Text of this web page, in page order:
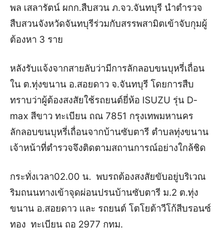
พล เสลารัตน์ ผกก.สืบสวน ภ.จว.จันทบุรี นำตำรวจ
สืบสวนจังหวัดจันทบุรีร่วมกับสรรพสามิตเข้าจับกุมผู้
ต้องหา 3 ราย
หลังรับแจ้งจากสายลับว่ามีการลักลอบขนบุหรี่เถื่อน
ใน ต.ทุ่งขนาน อ.สอยดาว จ.จันทบุรี โดยการสืบ
ทราบว่าผู้ต้องสงสัยใช้รถยนต์ยี่ห้อ ISUZU รุ่น D-
max สีขาว ทะเบียน ถณ 7851 กรุงเทพมหานคร
ลักลอบขนบุหรี่เถื่อนจากบ้านซับตารี ตำบลทุ่งขนาน
เจ้าหน้าที่ตำรวจจึงติดตามสถานการณ์อย่างใกล้ชิด
กระทั่งเวลา02.00 น. พบรถต้องสงสัยขับอยู่บริเวณ
ริมถนนทางเข้าจุดผ่อนปรนบ้านซับตารี ม.2 ต.ทุ่ง
ขนาน อ.สอยดาว และ รถยนต์ โตโยต้าวีโก้สีบรอนซ์
ทอง ทะเบียน ถอ 2977 กทม.